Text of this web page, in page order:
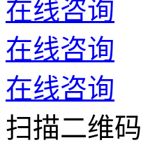
在线咨询
在线咨询
在线咨询
扫描二维码